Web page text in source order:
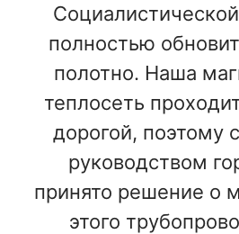
полностью
полотно. Наша
теплосеть
дорогой, поэтому
руководством
принято решение о
этого